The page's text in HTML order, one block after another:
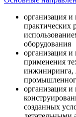
организация и
практических
оборудования
организация и
применения
инжиниринга,
организация
созданных